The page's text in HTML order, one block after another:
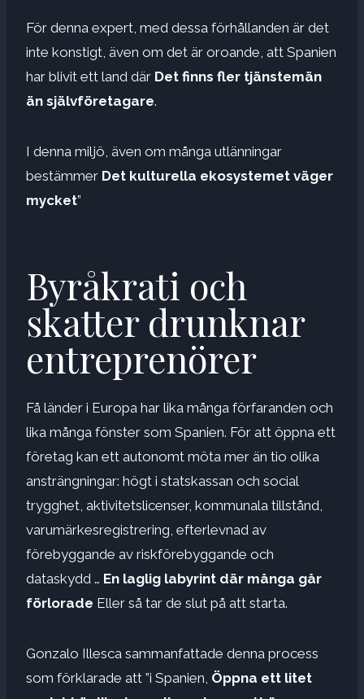
För denna expert, med dessa förhållanden är det
inte konstigt, även om det är oroande, att Spanien
har blivit ett land där Det finns fler tjänstemän
än självföretagare.
I denna miljö, även om många utlänningar
bestämmer Det kulturella ekosystemet väger
mycket”
Byråkrati och
skatter drunknar
entreprenörer
Få länder i Europa har lika många förfaranden och
lika många fönster som Spanien. För att öppna ett
företag kan ett autonomt möta mer än tio olika
ansträngningar: högt i statskassan och social
trygghet, aktivitetslicenser, kommunala tillstånd,
varumärkesregistrering, efterlevnad av
förebyggande av riskförebyggande och
dataskydd … En laglig labyrint där många går
förlorade Eller så tar de slut på att starta.
Gonzalo Illesca sammanfattade denna process
som förklarade att ”i Spanien, Öppna ett litet